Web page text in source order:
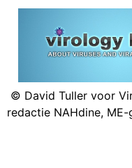
© David Tuller voor
redactie NAHdine, ME-